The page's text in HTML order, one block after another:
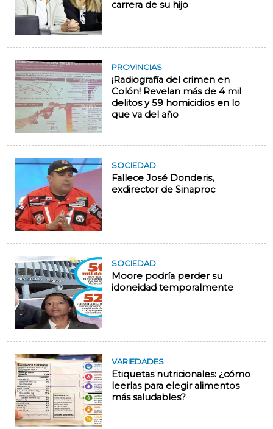
carrera de su hijo
PROVINCIAS
¡Radiografía del crimen en
Colón! Revelan más de 4 mil
delitos y 59 homicidios en lo
que va del año
SOCIEDAD
Fallece José Donderis,
exdirector de Sinaproc
SOCIEDAD
Moore podría perder su
idoneidad temporalmente
VARIEDADES
Etiquetas nutricionales: ¿cómo
leerlas para elegir alimentos
más saludables?